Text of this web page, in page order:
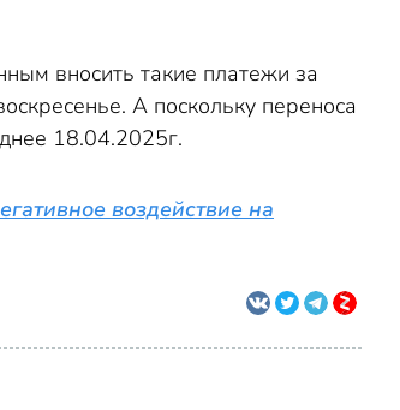
вносить такие платежи за
А поскольку переноса
18.04.2025г.
воздействие на